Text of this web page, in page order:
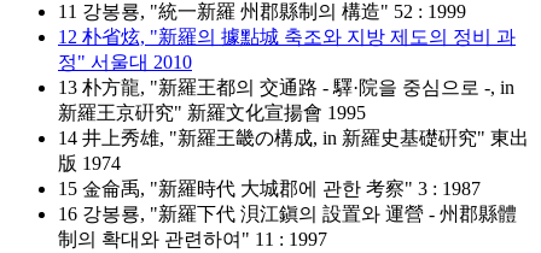
11 강봉룡, "統一新羅 州郡縣制의 構造" 52 : 1999
12 朴省炫, "新羅의 據點城 축조와 지방 제도의 정비 과
정" 서울대 2010
13 朴方龍, "新羅王都의 交通路 - 驛·院을 중심으로 -, in
新羅王京硏究" 新羅文化宣揚會 1995
14 井上秀雄, "新羅王畿の構成, in 新羅史基礎硏究" 東出
版 1974
15 金侖禹, "新羅時代 大城郡에 관한 考察" 3 : 1987
16 강봉룡, "新羅下代 浿江鎭의 設置와 運營 - 州郡縣體
制의 확대와 관련하여" 11 : 1997